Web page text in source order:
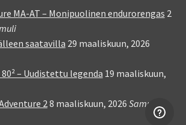
MA-AT – Monipuolinen endurorengas 2
saatavilla 29 maaliskuun, 2026
– Uudistettu legenda 19 maaliskuun,
2 8 maaliskuun, 2026 Samuli